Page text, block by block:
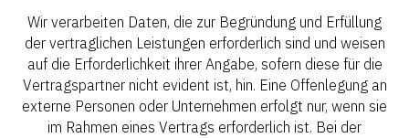
Wir verarbeiten Daten, die zur Begründung und Erfüllung
der vertraglichen Leistungen erforderlich sind und weisen
auf die Erforderlichkeit ihrer Angabe, sofern diese für die
Vertragspartner nicht evident ist, hin. Eine Offenlegung an
externe Personen oder Unternehmen erfolgt nur, wenn sie
im Rahmen eines Vertrags erforderlich ist. Bei der